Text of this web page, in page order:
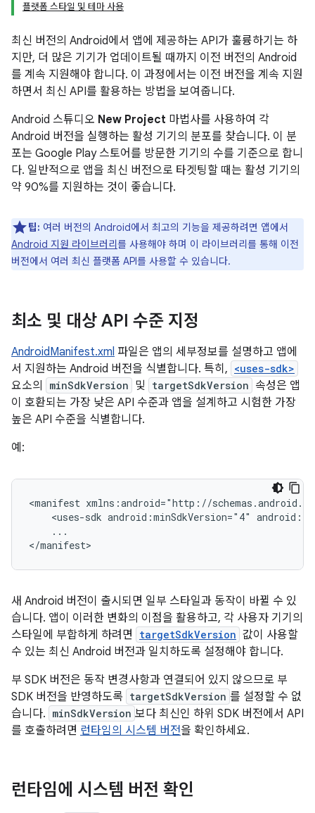
플랫폼 스타일 및 테마 사용
최신 버전의 Android에서 앱에 제공하는 API가 훌륭하기는 하
지만, 더 많은 기기가 업데이트될 때까지 이전 버전의 Android
를 계속 지원해야 합니다. 이 과정에서는 이전 버전을 계속 지원
하면서 최신 API를 활용하는 방법을 보여줍니다.
Android 스튜디오 New Project 마법사를 사용하여 각
Android 버전을 실행하는 활성 기기의 분포를 찾습니다. 이 분
포는 Google Play 스토어를 방문한 기기의 수를 기준으로 합니
다. 일반적으로 앱을 최신 버전으로 타겟팅할 때는 활성 기기의
약 90%를 지원하는 것이 좋습니다.
팁: 여러 버전의 Android에서 최고의 기능을 제공하려면 앱에서
Android 지원 라이브러리를 사용해야 하며 이 라이브러리를 통해 이전
버전에서 여러 최신 플랫폼 API를 사용할 수 있습니다.
최소 및 대상 API 수준 지정
AndroidManifest.xml 파일은 앱의 세부정보를 설명하고 앱에
서 지원하는 Android 버전을 식별합니다. 특히, <uses-sdk>
요소의 minSdkVersion 및 targetSdkVersion 속성은 앱
이 호환되는 가장 낮은 API 수준과 앱을 설계하고 시험한 가장
높은 API 수준을 식별합니다.
예:
<manifest xmlns:android="http://
<uses-sdk android:minSdkVersion="4"
...
</manifest>
새 Android 버전이 출시되면 일부 스타일과 동작이 바뀔 수 있
습니다. 앱이 이러한 변화의 이점을 활용하고, 각 사용자 기기의
스타일에 부합하게 하려면
targetSdkVersion 값이 사용할
수 있는 최신 Android 버전과 일치하도록 설정해야 합니다.
부 SDK 버전은 동작 변경사항과 연결되어 있지 않으므로 부
SDK 버전을 반영하도록 targetSdkVersion 를 설정할 수 없
습니다. minSdkVersion 보다 최신인 하위 SDK 버전에서 API
를 호출하려면 런타임의 시스템 버전을 확인하세요.
런타임에 시스템 버전 확인